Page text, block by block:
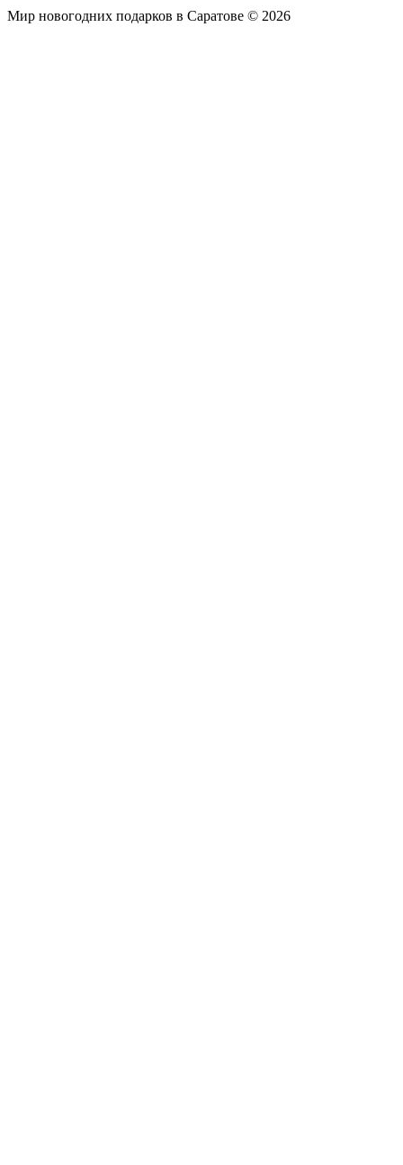
Мир новогодних подарков в Саратове © 2026